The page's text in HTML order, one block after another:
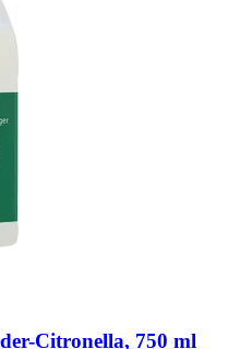
​Citronella, 750 ml